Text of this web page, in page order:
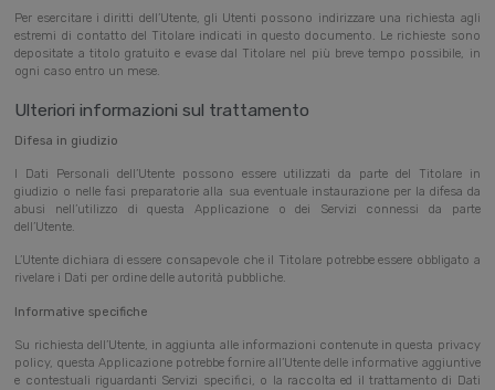
Per esercitare i diritti dell’Utente, gli Utenti possono indirizzare una richiesta agli
estremi di contatto del Titolare indicati in questo documento. Le richieste sono
depositate a titolo gratuito e evase dal Titolare nel più breve tempo possibile, in
ogni caso entro un mese.
Ulteriori informazioni sul trattamento
Difesa in giudizio
I Dati Personali dell’Utente possono essere utilizzati da parte del Titolare in
giudizio o nelle fasi preparatorie alla sua eventuale instaurazione per la difesa da
abusi nell’utilizzo di questa Applicazione o dei Servizi connessi da parte
dell’Utente.
L’Utente dichiara di essere consapevole che il Titolare potrebbe essere obbligato a
rivelare i Dati per ordine delle autorità pubbliche.
Informative specifiche
Su richiesta dell’Utente, in aggiunta alle informazioni contenute in questa privacy
policy, questa Applicazione potrebbe fornire all’Utente delle informative aggiuntive
e contestuali riguardanti Servizi specifici, o la raccolta ed il trattamento di Dati